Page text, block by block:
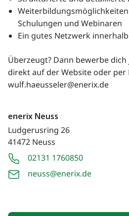
Schulungen und Webinaren
Ein gutes Netzwerk
Überzeugt? Dann bewerbe
direkt auf der Website oder per
wulf.haeusseler@enerix.de
enerix Neuss
Ludgerusring 26
41472 Neuss
02131 1760850
neuss@enerix.de